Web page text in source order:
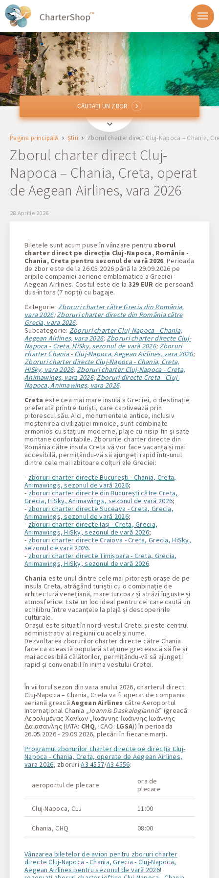
Din
Spre
Plecare
Întoarcele
CĂUTAȚI UN ZBOR
CĂUTAȚI UN ZBOR
Pagina principală Știri Zborul charter direct Cluj-Napoca – Chania,
Zborul charter direct Cluj-
Napoca – Chania, Creta, operat
de Aegean Airlines, vara 2026
28 Aprilie 2026
Biletele sunt acum puse în vânzare pentru zborul
charter direct pe direcția Cluj-Napoca, România -
Chania, Creta pentru sezonul de vară 2026. Perioada
de zbor este de la 26.05.2026 până la 29.09.2026 pe
aripile companiei aeriene emblematice a Greciei -
Aegean Airlines. Costul este de la 329 EUR de persoană
dus-întors (7 nopți) cu bagaje.
Categorie: Zboruri charter către Grecia din România,
vara 2026;Zboruri charter directe din România către
Grecia, vara 2026.
Subcategorie: Zboruri charter Cluj-Napoca - Chania,
Aegean Airlines, vara 2026; Zboruri charter directe Cluj-
Napoca - Creta, HiSky, sezonul de vară 2026; Zboruri
charter Chania - Cluj-Napoca, Aegean Airlines, vara 2026;
Zboruri charter directe Cluj-Napoca - Chania, Creta,
HiSky, vara 2026; Zboruri charter Cluj-Napoca - Creta,
Animawings, vara 2026;Zboruri directe Creta - Cluj-
Napoca, Animawings, vara 2026.
Creta este cea mai mare insulă a Greciei, o destinație
preferată printre turiști, care captivează prin
pitorescul său. Aici, monumentele antice, inclusiv
moștenirea civilizației minoice, sunt combinate
armonios cu stațiuni moderne, plaje cu nisip fin și sate
montane confortabile. Zborurile charter directe din
România către insula Creta vă vor face vacanța și mai
accesibilă, permițându-vă să ajungeți rapid într-unul
dintre cele mai izbitoare colțuri ale Greciei:
- zboruri charter directe București - Chania, Creta,
Animawings, sezonul de vară 2026;
- zboruri charter directe din București către Creta,
Grecia, HiSky, Animawings, sezonul de vară 2026;
- zboruri charter directe Suceava - Creta, Grecia,
Animawings, sezonul de vară 2026;
- zboruri charter directe Iași - Creta, Grecia,
Animawings, HiSky, sezonul de vară 2026;
- zboruri charter directe Craiova - Creta, Grecia, HiSky,
sezonul de vară 2026.
- zboruri charter directe Timișoara - Creta, Grecia,
Animawings, HiSky, sezonul de vară 2026.
Chania este unul dintre cele mai pitorești orașe de pe
insula Creta, atrăgând turiștii cu o combinație de
arhitectură venețiană, mare turcoaz și străzi înguste și
atmosferice. Este un loc ideal pentru cei care caută un
echilibru între vacanțele la plajă și descoperirile
culturale.
Orașul este situat în nord-vestul Cretei și este centrul
administrativ al regiunii cu același nume.
Dezvoltarea zborurilor charter directe către Chania
face ca această populară stațiune grecească să fie și
mai accesibilă călătorilor, permițându-vă să ajungeți
rapid și convenabil în inima vestului Cretei.
În viitorul sezon din vara anului 2026, charterul direct
Cluj-Napoca – Chania, Creta va fi operat de compania
aeriană greacă Aegean Airlines către Aeroportul
Internațional Chania „ Ioannis Daskalogiannis” (greacă:
Αερολιμένας Χανίων „Ιωάννης Ιωάννης Ιωάννης
Δαιασανλης (IATA: CHQ, ICAO: LGSA)) în perioada
26.05.2026 - 29.09.2026, plecări în fiecare marți.
Programul zborurilor charter directe pe direcția Cluj-
Napoca - Chania, Creta, operate de Aegean Airlines,
vara 2026, zboruriA3 4557/A3 4556:
aeroportul de plecare
ora de
plecare
Cluj-Napoca, CLJ 11:00
Chania, CHQ 08:00
Vânzarea biletelor de avion pentru zboruri charter
directe Cluj-Napoca - Chania, Grecia - Cluj-Napoca,
Aegean Airlines pentru sezonul de vară 2026!